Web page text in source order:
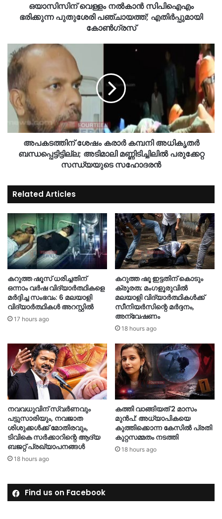
ഒയാസിസിന് വെള്ളം നല്‍കാന്‍ സിപിഐഎം
ഭരിക്കുന്ന പുതുശേരി പഞ്ചായത്ത്; എതിര്‍പ്പുമായി
കോണ്‍ഗ്രസ്
അപകടത്തിന് ശേഷം കരാർ കമ്പനി അധികൃതർ
ബന്ധപ്പെട്ടിട്ടില്ല; അടിമാലി മണ്ണിടിച്ചിലിൽ പരുക്കേറ്റ
സന്ധ്യയുടെ സഹോദരൻ
Related Articles
കറുത്ത ഷൂസ് ധരിച്ചതിന്
ഒന്നാം വർഷ വിദ്യാർത്ഥികളെ
മർദ്ദിച്ച സംഭവം: 6 മലയാളി
വിദ്യാർത്ഥികൾ അറസ്റ്റിൽ
17 hours ago
കറുത്ത ഷൂ ഇട്ടതിന് കൊടും
ക്രൂരത; മംഗളൂരുവിൽ
മലയാളി വിദ്യാർത്ഥികൾക്ക്
സീനിയർസിന്റെ മർദ്ദനം,
അന്വേഷണം
18 hours ago
നവവധുവിന് സ്വര്‍ണവും
പട്ടുസാരിയും, നവജാത
ശിശുക്കള്‍ക്ക് മോതിരവും,
ടിവികെ സര്‍ക്കാറിന്റെ ആദ്യ
ബജറ്റ് പ്രഖ്യാപനങ്ങള്‍
18 hours ago
കത്തി വാങ്ങിയത് 2 മാസം
മുൻപ്: അധ്യാപികയെ
കുത്തിക്കൊന്ന കേസിൽ പ്രതി
കുറ്റസമ്മതം നടത്തി
18 hours ago
Find us on Facebook